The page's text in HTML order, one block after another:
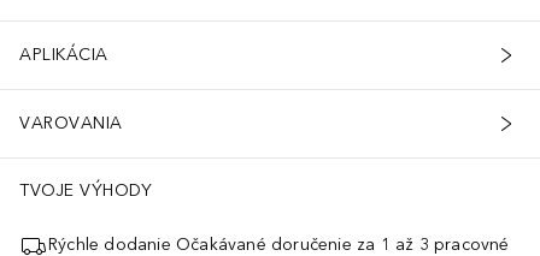
APLIKÁCIA
VAROVANIA
TVOJE VÝHODY
Rýchle dodanie Očakávané doručenie za 1 až 3 pracovné